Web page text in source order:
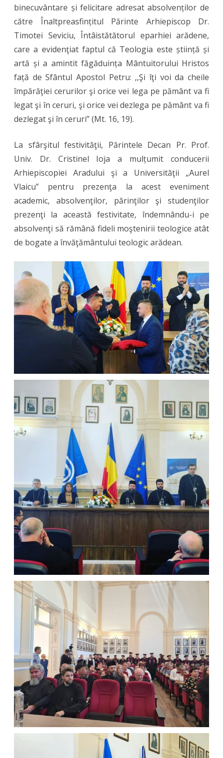
binecuvântare și felicitare adresat absolvenților de
către Înaltpreasfințitul Părinte Arhiepiscop Dr.
Timotei Seviciu, Întâistătătorul eparhiei arădene,
care a evidenţiat faptul că Teologia este știință și
artă și a amintit făgăduința Mântuitorului Hristos
față de Sfântul Apostol Petru: ,,Şi îţi voi da cheile
împărăţiei cerurilor şi orice vei lega pe pământ va fi
legat şi în ceruri, şi orice vei dezlega pe pământ va fi
dezlegat şi în ceruri” (Mt. 16, 19).
La sfârşitul festivităţii, Părintele Decan Pr. Prof.
Univ. Dr. Cristinel Ioja a mulțumit conducerii
Arhiepiscopiei Aradului şi a Universităţii „Aurel
Vlaicu” pentru prezenţa la acest eveniment
academic, absolvenţilor, părinţilor şi studenţilor
prezenţi la această festivitate, îndemnându-i pe
absolvenţi să rămână fideli moştenirii teologice atât
de bogate a învăţământului teologic arădean.